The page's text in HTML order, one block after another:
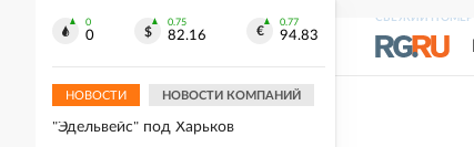
СВЕЖИЙ НОМЕР
0
0
0.75
82.16
0.77
94.83
НОВОСТИ НОВОСТИ КОМПАНИЙ
школьников в сентябре
11:01
ВСУ перебросили медийную бригаду
"Эдельвейс" под Харьков